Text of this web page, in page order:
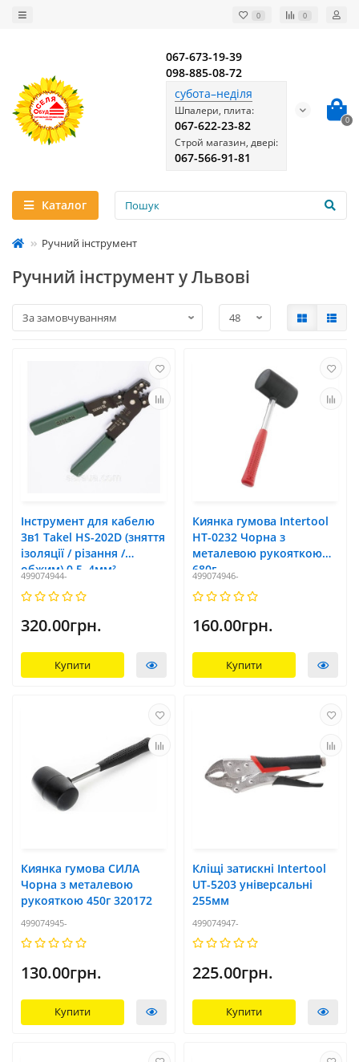
0 0
067-673-19-39
098-885-08-72
субота–неділя
Шпалери, плита:
067-622-23-82
Строй магазин, двері:
067-566-91-81
0
Каталог
Ручний інструмент
Ручний інструмент у Львові
Інструмент для кабелю
3в1 Takel HS-202D (зняття
ізоляції / різання /
обжим) 0,5–4мм²
499074944-
320.00грн.
Купити
Киянка гумова Intertool
HT-0232 Чорна з
металевою рукояткою
680г
499074946-
160.00грн.
Купити
Киянка гумова СИЛА
Чорна з металевою
рукояткою 450г 320172
499074945-
130.00грн.
Купити
Кліщі затискні Intertool
UT-5203 універсальні
255мм
499074947-
225.00грн.
Купити